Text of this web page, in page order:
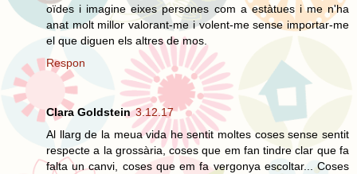
oïdes i imagine eixes persones com a estàtues i me n'ha
anat molt millor valorant-me i volent-me sense importar-me
el que diguen els altres de mos.
Respon
Clara Goldstein 3.12.17
Al llarg de la meua vida he sentit moltes coses sense sentit
respecte a la grossària, coses que em fan tindre clar que fa
falta un canvi, coses que em fa vergonya escoltar... Coses